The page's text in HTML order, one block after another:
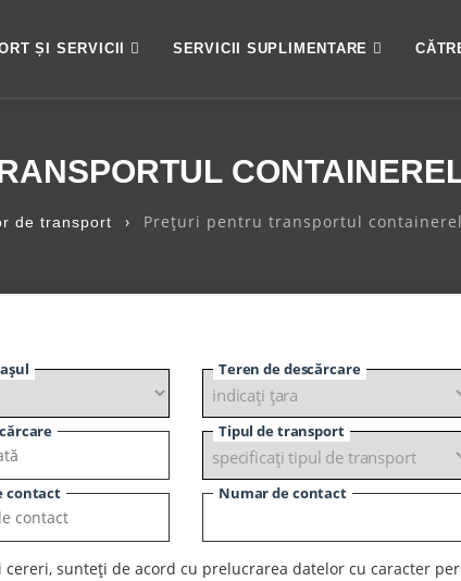
ȘI SERVICII SERVICII SUPLIMENTARE
de transport › Prețuri pentru transportul
Teren de descărcare
Tipul de transport
contact Numar de contact
sunteți de acord cu prelucrarea datelor cu caracter